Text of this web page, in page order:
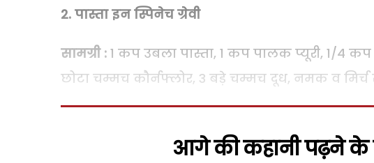
2. पास्ता इन स्पिनेच ग्रेवी
सामग्री : 1 कप उबला पास्ता, 1 कप पालक प्यूरी, 1/4
छोटा चम्मच कौर्नफ्लोर, 3 बड़े चम्मच दूध, नमक व
आगे की कहानी पढ़ने के